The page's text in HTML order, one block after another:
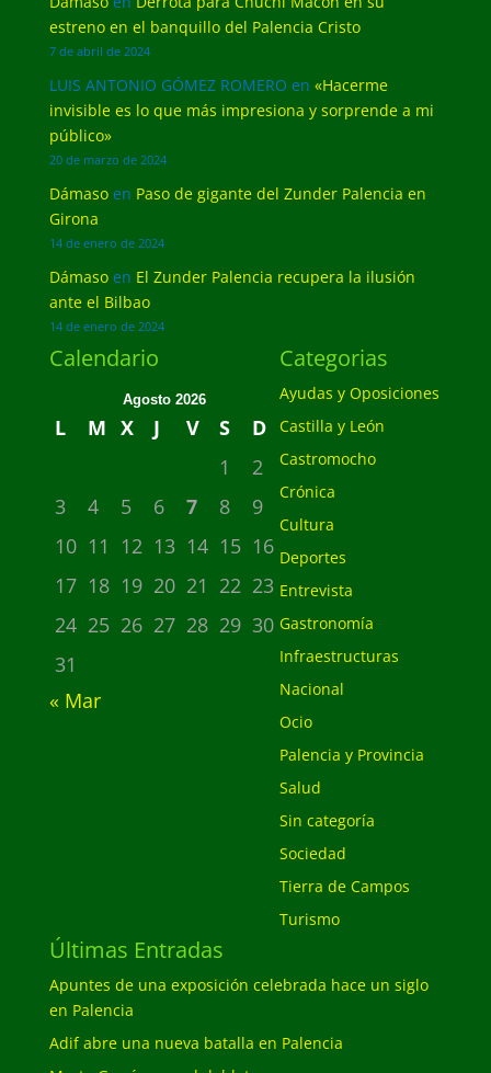
estreno en el banquillo del Palencia Cristo
7 de abril de 2024
LUIS ANTONIO GÓMEZ ROMERO en «Hacerme
invisible es lo que más impresiona y sorprende a mi
público»
20 de marzo de 2024
Dámasoen Paso de gigante del Zunder Palencia en
Girona
14 de enero de 2024
Dámasoen El Zunder Palencia recupera la ilusión
ante el Bilbao
14 de enero de 2024
Calendario
Agosto 2026
L M X J V S
D
1
2
3
4 5 6 7 8
9
10 11 12 13 14 15 16
17 18 19 20 21 22 23
24 25 26 27 28 29 30
31
« Mar
Categorias
Ayudas y Oposiciones
Castilla y León
Castromocho
Crónica
Cultura
Deportes
Entrevista
Gastronomía
Infraestructuras
Nacional
Ocio
Palencia y Provincia
Salud
Sin categoría
Sociedad
Tierra de Campos
Turismo
Últimas Entradas
Apuntes de una exposición celebrada hace un siglo
en Palencia
Adif abre una nueva batalla en Palencia